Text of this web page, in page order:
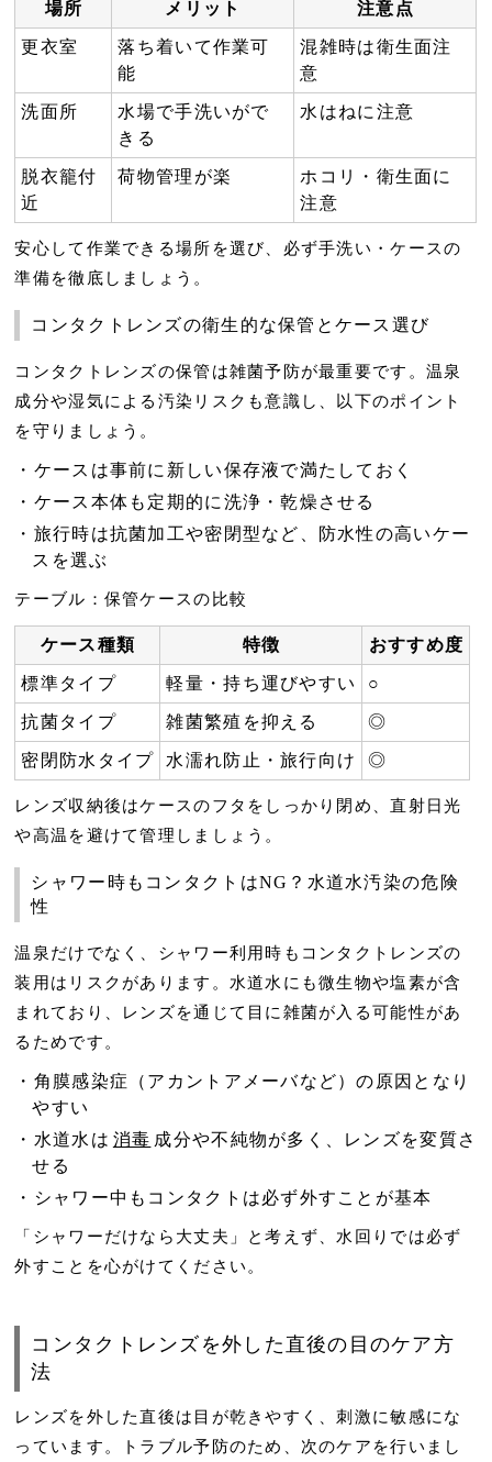
場所 メリット 注意点
更衣室
落ち着いて作業可
能
混雑時は衛生面注
意
洗面所
水場で手洗いがで
きる
水はねに注意
脱衣籠付
近
荷物管理が楽
ホコリ・衛生面に
注意
安心して作業できる場所を選び、必ず手洗い・ケースの
準備を徹底しましょう。
コンタクトレンズの衛生的な保管とケース選び
コンタクトレンズの保管は雑菌予防が最重要です。温泉
成分や湿気による汚染リスクも意識し、以下のポイント
を守りましょう。
ケースは事前に新しい保存液で満たしておく
ケース本体も定期的に洗浄・乾燥させる
旅行時は抗菌加工や密閉型など、防水性の高いケー
スを選ぶ
テーブル：保管ケースの比較
ケース種類 特徴 おすすめ度
標準タイプ 軽量・持ち運びやすい ○
抗菌タイプ 雑菌繁殖を抑える ◎
密閉防水タイプ 水濡れ防止・旅行向け ◎
レンズ収納後はケースのフタをしっかり閉め、直射日光
や高温を避けて管理しましょう。
シャワー時もコンタクトはNG？水道水汚染の危険
性
温泉だけでなく、シャワー利用時もコンタクトレンズの
装用はリスクがあります。水道水にも微生物や塩素が含
まれており、レンズを通じて目に雑菌が入る可能性があ
るためです。
角膜感染症（アカントアメーバなど）の原因となり
やすい
水道水は 消毒 成分や不純物が多く、レンズを変質さ
せる
シャワー中もコンタクトは必ず外すことが基本
「シャワーだけなら大丈夫」と考えず、水回りでは必ず
外すことを心がけてください。
コンタクトレンズを外した直後の目のケア方
法
レンズを外した直後は目が乾きやすく、刺激に敏感にな
っています。トラブル予防のため、次のケアを行いまし